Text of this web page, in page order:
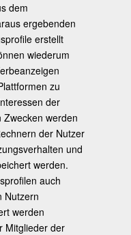
dem
ergebenden
erstellt
wiederum
zu
der
werden
der Nutzer
und
werden.
auch
Nutzern
werden
Mitglieder der